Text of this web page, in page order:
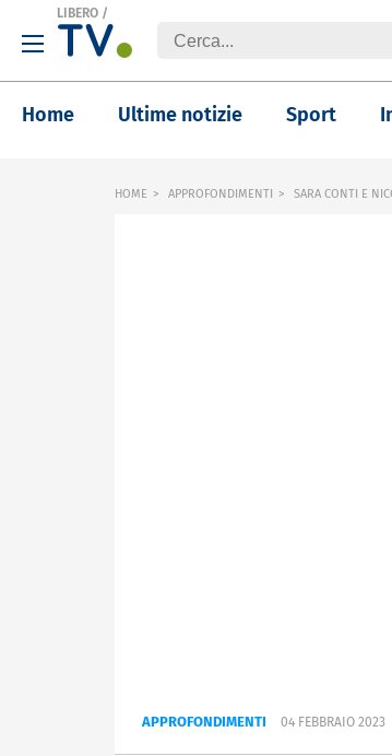
LIBERO /
Home Ultime notizie Sport
HOME APPROFONDIMENTI SARA CONTI E
APPROFONDIMENTI 04 FEBBRAIO 2023